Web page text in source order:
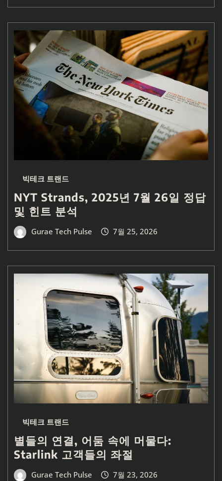
빅테크 트랜드
NYT Strands, 2025년 7월 26일 정답
및 힌트 분석
Gurae Tech Pulse 7월 25, 2026
빅테크 트랜드
별들의 연결, 어둠 속에 머물다:
Starlink 고객들의 좌절
Gurae Tech Pulse 7월 23, 2026